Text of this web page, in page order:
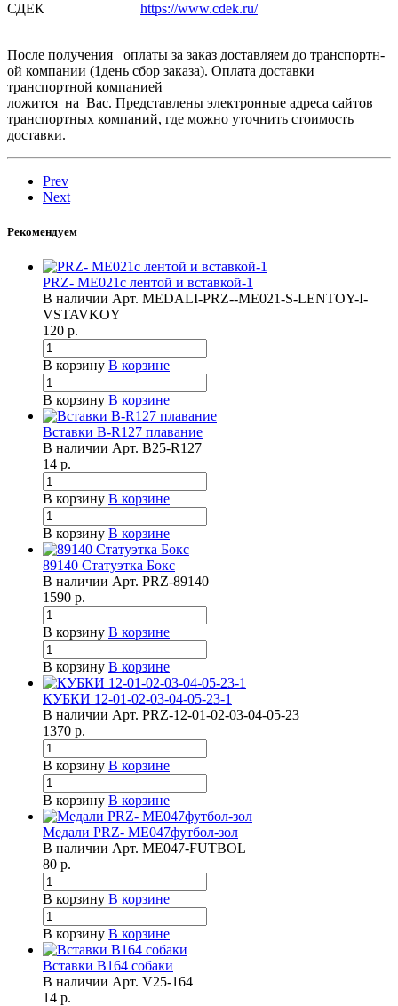
СДЕК https://www.cdek.ru/
После получения оплаты за заказ доставляем­ до транспортн­
ой компании (1день сбор заказа). Оплата доставки
транспортн­ой компанией
ложится на Вас. Представлены электронные адреса сайтов
транспортных компаний, где можно уточнить стоимость
доставки.
Prev
Next
Рекомендуем
PRZ- ME021с лентой и вставкой-1
В наличии Арт. MEDALI-PRZ--ME021-S-LENTOY-I-
VSTAVKOY
120 р.
В корзину В корзине
В корзину В корзине
Вставки B-R127 плавание
В наличии Арт. B25-R127
14 р.
В корзину В корзине
В корзину В корзине
89140 Статуэтка Бокс
В наличии Арт. PRZ-89140
1590 р.
В корзину В корзине
В корзину В корзине
КУБКИ 12-01-02-03-04-05-23-1
В наличии Арт. PRZ-12-01-02-03-04-05-23
1370 р.
В корзину В корзине
В корзину В корзине
Медали PRZ- ME047футбол-зол
В наличии Арт. ME047-FUTBOL
80 р.
В корзину В корзине
В корзину В корзине
Вставки B164 собаки
В наличии Арт. V25-164
14 р.